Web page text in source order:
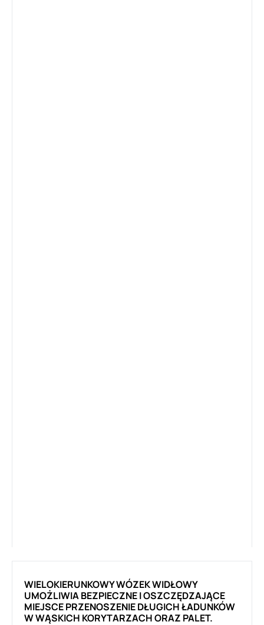
WIELOKIERUNKOWY WÓZEK WIDŁOWY
UMOŻLIWIA BEZPIECZNE I OSZCZĘDZAJĄCE
MIEJSCE PRZENOSZENIE DŁUGICH ŁADUNKÓW
W WĄSKICH KORYTARZACH ORAZ PALET.